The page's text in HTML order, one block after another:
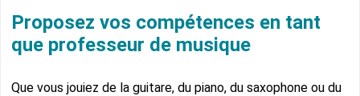
Proposez vos compétences en tant
que professeur de musique
Que vous jouiez de la guitare, du piano, du saxophone ou du